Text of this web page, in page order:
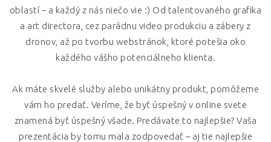
oblastí – a každý z nás niečo vie :) Od talentovaného grafika
a art directora, cez parádnu video produkciu a zábery z
dronov, až po tvorbu webstránok, ktoré potešia oko
každého vášho potenciálneho klienta.
Ak máte skvelé služby alebo unikátny produkt, pomôžeme
vám ho predať. Veríme, že byť úspešný v online svete
znamená byť úspešný všade. Predávate to najlepšie? Vaša
prezentácia by tomu mala zodpovedať – aj tie najlepšie